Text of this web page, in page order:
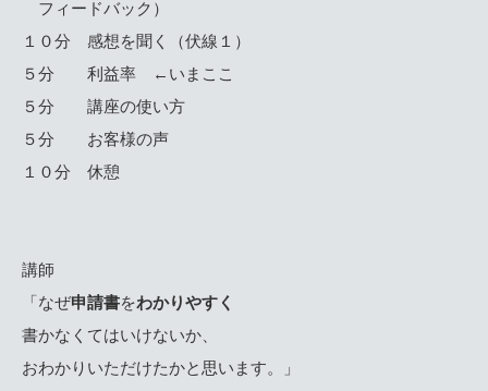
フィードバック）
１０分 感想を聞く（伏線１）
５分 利益率 ←いまここ
５分 講座の使い方
５分 お客様の声
１０分 休憩
講師
「なぜ申請書をわかりやすく
書かなくてはいけないか、
おわかりいただけたかと思います。」